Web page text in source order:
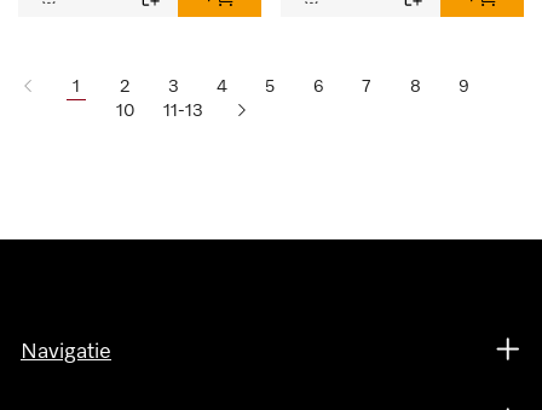
1 2 3 4 5 6 7 8
9
10
11-13
Navigatie